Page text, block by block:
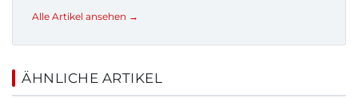
Alle Artikel ansehen →
ÄHNLICHE ARTIKEL